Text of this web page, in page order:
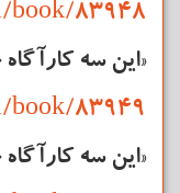
book/83948
«این سه کارآگاه
book/83949
«این سه کارآگاه